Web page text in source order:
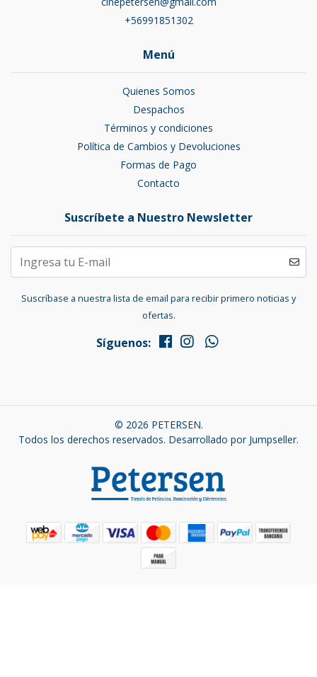
+56991851302
Menú
Quienes Somos
Despachos
Términos y condiciones
Política de Cambios y Devoluciones
Formas de Pago
Contacto
Suscríbete a Nuestro Newsletter
Suscríbase a nuestra lista de email para recibir primero noticias y
ofertas.
Síguenos:
© 2026 PETERSEN.
Todos los derechos reservados. Desarrollado por Jumpseller.